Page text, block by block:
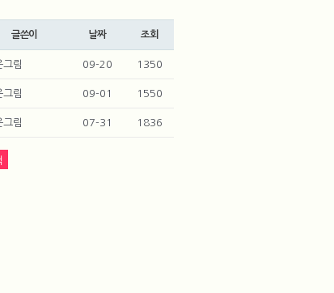
글쓴이 날짜 조회
그림 09-20 1350
그림 09-01 1550
그림 07-31 1836